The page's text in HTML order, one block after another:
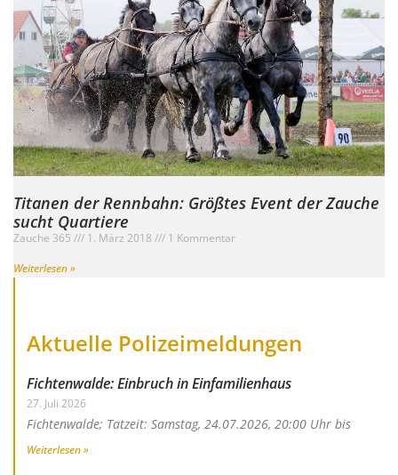
Titanen der Rennbahn: Größtes Event der Zauche
sucht Quartiere
Zauche 365 1. März 2018
1 Kommentar
Weiterlesen »
Aktuelle Polizeimeldungen
Fichtenwalde: Einbruch in Einfamilienhaus
27. Juli 2026
Fichtenwalde; Tatzeit: Samstag, 24.07.2026, 20:00 Uhr bis
Weiterlesen »